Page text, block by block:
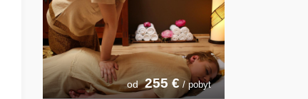
od 255 € / pobyt